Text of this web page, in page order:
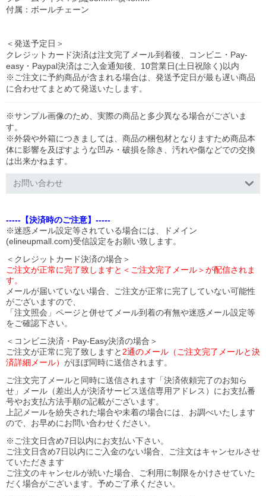
付属：ボールチェーン
＜発送予定日＞
クレジットカード決済は注文完了メール到着後、コンビニ・Pay-
easy・Paypal決済はご入金通知後、10営業日(土日祝除く)以内
※ご注文に予約商品が含まれる場合は、発送予定日が最も遅い商品
に合わせてまとめて発送いたします。
※サンプル画像のため、実際の商品と多少異なる場合がございま
す。
※外袋や外箱につきましては、商品の梱包材となりますため商品本
体に影響を及ぼすような凹み・破損を除き、汚れや傷などでの交換
は出来かねます。
お問い合わせ
-----【決済時のご注意】-----
※迷惑メール設定等されている場合には、ドメイン
(elineupmall.com)受信設定をお願い致します。
＜クレジットカード決済の場合＞
ご注文が正常に完了致しますと＜ご注文完了メール＞が配信されま
す。
メールが届いていない場合、ご注文が正常に完了していない可能性
がございますので、
「注文照会」ページと併せてメール到着の有無や迷惑メール設定等
をご確認下さい。
＜コンビニ決済・Pay-Easy決済の場合＞
ご注文が正常に完了致しますと 2通のメール（ご注文完了メールと決
済詳細メール） がほぼ同時に送信されます。
ご注文完了メールと同時に送信されます「決済依頼完了のお知ら
せ」メール（差出人が決済サービス送信専用アドレス）にお支払番
号やお支払方法手順の記載がございます。
上記メールを紛失された場合や未着の場合には、お調べいたします
ので、お早めにお問い合わせください。
※ご注文日含め7日以内にお支払い下さい。
ご注文日含め7日以内にご入金のない場合、ご注文はキャンセルさせ
ていただきます
ご注文のキャンセルが続いた場合、ご利用に制限をかけさせていた
だく場合がございます。予めご了承ください。